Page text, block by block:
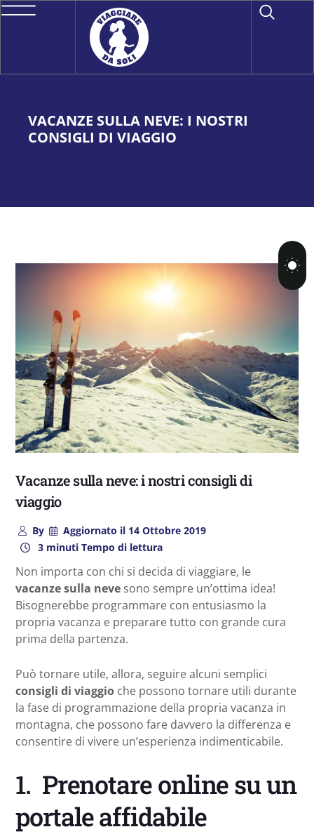
VACANZE SULLA NEVE: I NOSTRI
CONSIGLI DI VIAGGIO
Vacanze sulla neve: i nostri consigli di
viaggio
By Aggiornato il 14 Ottobre 2019
3 minuti Tempo di lettura
Non importa con chi si decida di viaggiare, le
vacanze sulla neve sono sempre un’ottima idea!
Bisognerebbe programmare con entusiasmo la
propria vacanza e preparare tutto con grande cura
prima della partenza.
Può tornare utile, allora, seguire alcuni semplici
consigli di viaggio che possono tornare utili durante
la fase di programmazione della propria vacanza in
montagna, che possono fare davvero la differenza e
consentire di vivere un’esperienza indimenticabile.
1. Prenotare online su un
portale affidabile